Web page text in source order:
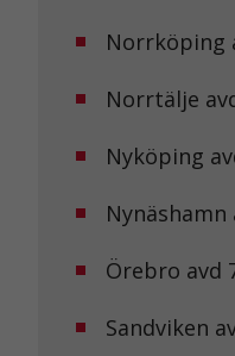
Norrköping
Norrtälje
Nyköping
Nynäshamn
Örebro avd
Sandviken